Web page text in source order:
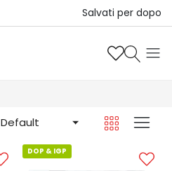
Salvati per dopo
Default
DOP & IGP